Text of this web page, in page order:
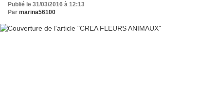
Publié le 31/03/2016 à 12:13
Par marina56100